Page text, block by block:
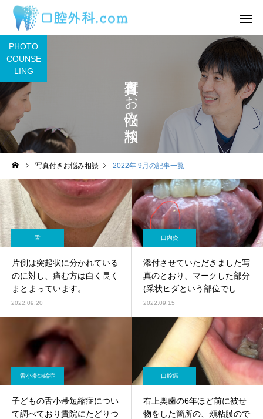
サービスサンプル4 サービスサ
舌
2日前から丸印の所に痛み
があります。
舌
舌の裏に口内炎ができ
うな感覚があるのです
目視ではよくわかりま
ん。
写真付きお悩み相談
PHOTO
COUNSE
LING
写真付きお悩み相談 2022年 9月の記事一覧
舌
片側は突起状に分かれている
のに対し、痛む方は白く長く
まとまっています。
2022.09.20
口内炎
添付させていただきました写
真のとおり、マークした部分
(采状ヒダという部位でしょ
うか)が、3,4日前から非常に
2022.09.15
舌小帯短縮症
子どもの舌小帯短縮症につい
て調べており貴院にたどりつ
口腔癌
右上奥歯の6年ほど前に被せ
物をした箇所の、頬粘膜ので